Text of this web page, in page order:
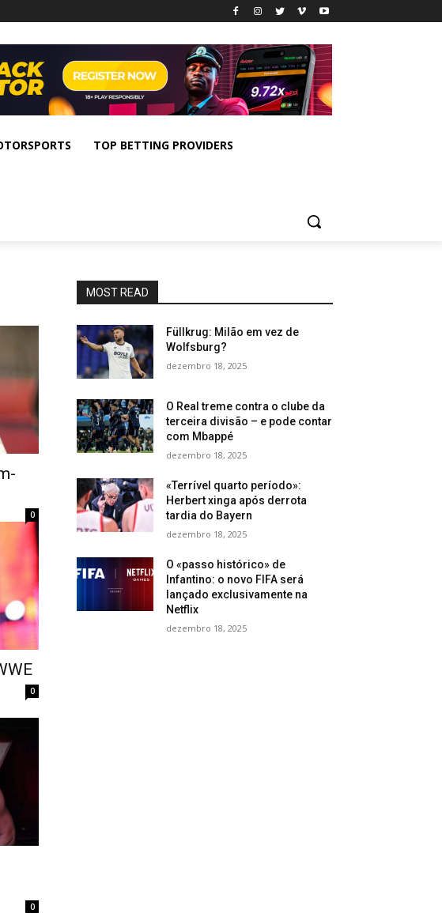
TOP BETTING PROVIDERS
0
0
0
MOST READ
Füllkrug: Milão em vez de
Wolfsburg?
dezembro 18, 2025
O Real treme contra o clube da
terceira divisão – e pode contar
com Mbappé
dezembro 18, 2025
«Terrível quarto período»:
Herbert xinga após derrota
tardia do Bayern
dezembro 18, 2025
O «passo histórico» de
Infantino: o novo FIFA será
lançado exclusivamente na
Netflix
dezembro 18, 2025